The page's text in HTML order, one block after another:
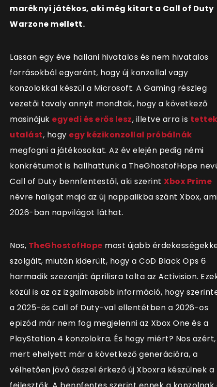
maréknyi játékos, aki még kitart a Call of Duty
Warzone mellett.
Lassan egy éve hallani hivatalos és nem hivatalos
forrásokból egyaránt, hogy új konzollal vagy
konzolokkal készül a Microsoft. A Gaming részleg
vezetői tavaly annyit mondtak, hogy a következő
masinájuk egyedi és erős lesz, illetve arra is
utalást, hogy egy kézikonzollal próbálnák
megfogni a játékosokat. Az év elején pedig némi
konkrétumot is hallhattunk a TheGhostofHope
Call of Duty bennfentestől, aki szerint Xbox Prime
névre hallgat majd az új nappalikba szánt Xbox,
2026-ban napvilágot láthat.
Nos, TheGhostofHope most újabb
szolgált, miután kiderült, hogy a CoD Black Ops 6
harmadik szezonját áprilisra tolta az Activision.
közül is az az izgalmasabb információ, hogy
a 2025-ös Call of Duty-val ellentétben a 2026-os
epizód már nem fog megjelenni az Xbox One és a
PlayStation 4 konzolokra. És hogy miért? Nos azért,
mert ehelyett már a következő generációra, a
vélhetően jövő ősszel érkező új Xboxra készülnek a